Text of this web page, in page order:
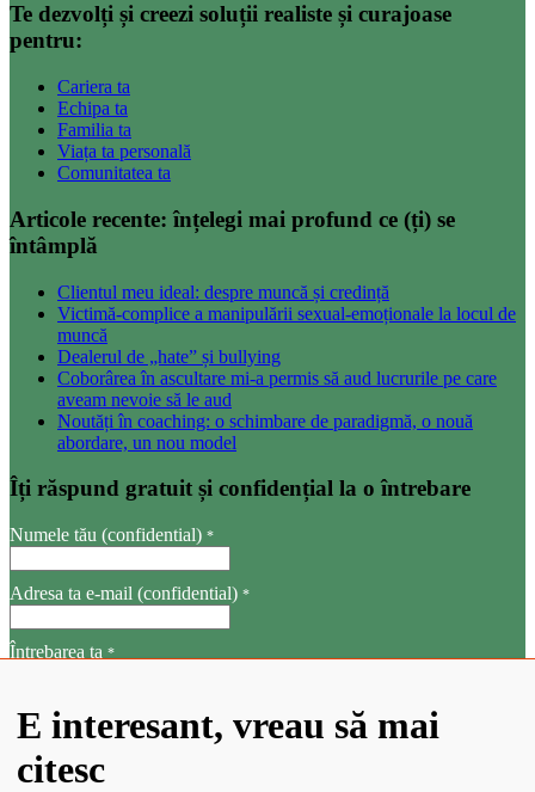
Te dezvolți și creezi soluții realiste și curajoase
pentru:
Cariera ta
Echipa ta
Familia ta
Viața ta personală
Comunitatea ta
Articole recente: înțelegi mai profund ce (ți) se
întâmplă
Clientul meu ideal: despre muncă și credință
Victimă-complice a manipulării sexual-emoționale la locul de
muncă
Dealerul de „hate” și bullying
Coborârea în ascultare mi-a permis să aud lucrurile pe care
aveam nevoie să le aud
Noutăți în coaching: o schimbare de paradigmă, o nouă
abordare, un nou model
Îți răspund gratuit și confidențial la o întrebare
Numele tău (confidential) *
Adresa ta e-mail (confidential) *
Întrebarea ta *
E interesant, vreau să mai
citesc